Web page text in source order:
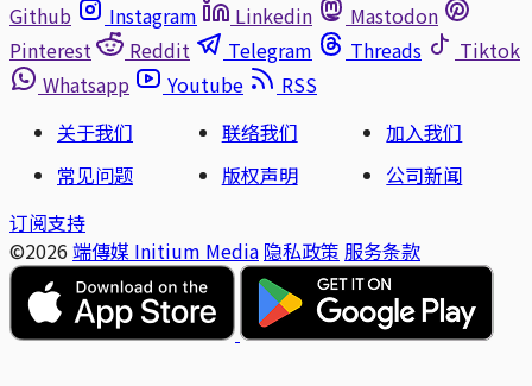
Github
Instagram Linkedin
Mastodon
Pinterest
Reddit Telegram Threads
Tiktok
Whatsapp
Youtube
RSS
关于我们
联络我们
加入我们
常见问题
版权声明
公司新闻
订阅支持
©2026 端傳媒 Initium Media 隐私政策 服务条款